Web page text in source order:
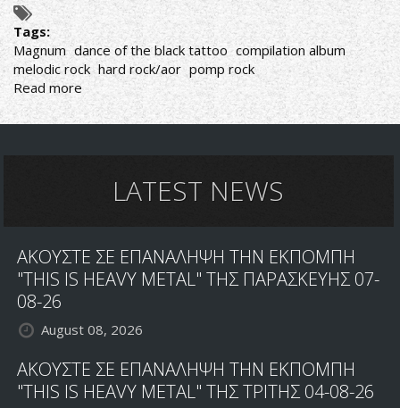
Tags:
Magnum dance of the black tattoo compilation album
melodic rock hard rock/aor pomp rock
Read more about
MAGNUM:
ΕΠΙΣΤΡΕΦΟΥΝ
ΣΥΛΛΟΓΗLATEST NEWS
ΑΚΟΥΣΤΕ ΣΕ ΕΠΑΝΑΛΗΨΗ ΤΗΝ ΕΚΠΟΜΠΗ
"THIS IS HEAVY METAL" ΤΗΣ ΠΑΡΑΣΚΕΥΗΣ 07-
08-26
August 08, 2026
ΑΚΟΥΣΤΕ ΣΕ ΕΠΑΝΑΛΗΨΗ ΤΗΝ ΕΚΠΟΜΠΗ
"THIS IS HEAVY METAL" ΤΗΣ ΤΡΙΤΗΣ 04-08-26